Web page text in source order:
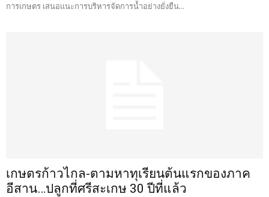
การเกษตร เสนอแนะการบริหารจัดการน้ำอย่างยั่งยืน...
เกษตรก้าวไกล-ตามหาทุเรียนต้นแรกของภาค
อีสาน…ปลูกที่ศรีสะเกษ 30 ปีที่แล้ว